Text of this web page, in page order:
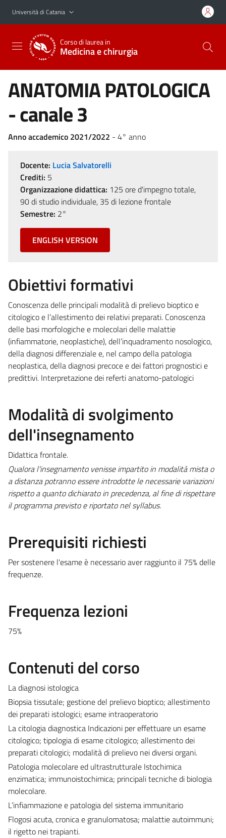
Vai al contenuto principale
Vai al menu di navigazione
Università di Catania
Corso di laurea in
Medicina e chirurgia
ANATOMIA PATOLOGICA
- canale 3
Anno accademico 2021/2022 - 4° anno
Docente: Lucia Salvatorelli
Crediti: 5
Organizzazione didattica: 125 ore d'impegno totale,
90 di studio individuale, 35 di lezione frontale
Semestre: 2°
ENGLISH VERSION
Obiettivi formativi
Conoscenza delle principali modalità di prelievo bioptico e
citologico e l’allestimento dei relativi preparati. Conoscenza
delle basi morfologiche e molecolari delle malattie
(infiammatorie, neoplastiche), dell’inquadramento nosologico,
della diagnosi differenziale e, nel campo della patologia
neoplastica, della diagnosi precoce e dei fattori prognostici e
predittivi. Interpretazione dei referti anatomo-patologici
Modalità di svolgimento
dell'insegnamento
Didattica frontale.
Qualora l'insegnamento venisse impartito in modalità mista o
a distanza potranno essere introdotte le necessarie variazioni
rispetto a quanto dichiarato in precedenza, al fine di rispettare
il programma previsto e riportato nel syllabus.
Prerequisiti richiesti
Per sostenere l'esame è necessario aver raggiunto il 75% delle
frequenze.
Frequenza lezioni
75%
Contenuti del corso
La diagnosi istologica
Biopsia tissutale; gestione del prelievo bioptico; allestimento
dei preparati istologici; esame intraoperatorio
La citologia diagnostica Indicazioni per effettuare un esame
citologico; tipologia di esame citologico; allestimento dei
preparati citologici; modalità di prelievo nei diversi organi.
Patologia molecolare ed ultrastrutturale Istochimica
enzimatica; immunoistochimica; principali tecniche di biologia
molecolare.
L’infiammazione e patologia del sistema immunitario
Flogosi acuta, cronica e granulomatosa; malattie autoimmuni;
il rigetto nei trapianti.